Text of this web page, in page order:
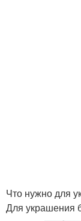
Что нужно для
Для украшения